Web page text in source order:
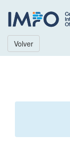
Volver